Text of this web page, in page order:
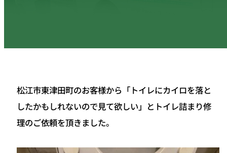
松江市東津田町のお客様から「トイレにカイロを落と
したかもしれないので見て欲しい」とトイレ詰まり修
理のご依頼を頂きました。